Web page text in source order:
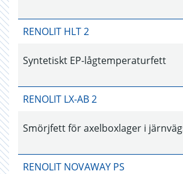
RENOLIT HLT 2
Syntetiskt EP-lågtemperaturfett
RENOLIT LX-AB 2
Smörjfett för axelboxlager i
RENOLIT NOVAWAY PS